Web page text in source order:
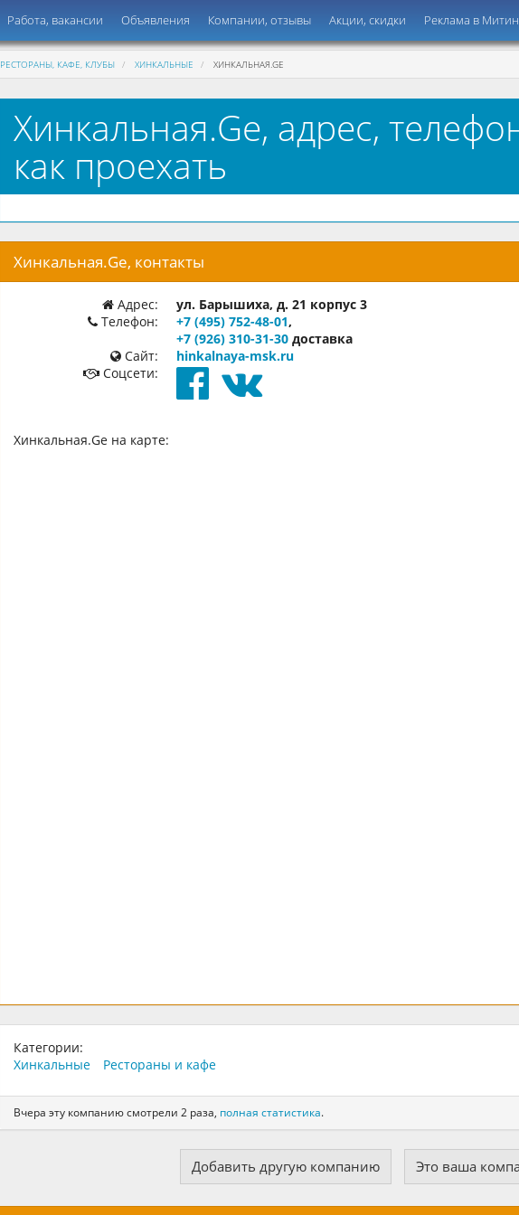
Работа, вакансии Объявления Компании, отзывы Акции, скидки Реклама в
РЕСТОРАНЫ, КАФЕ, КЛУБЫ ХИНКАЛЬНЫЕ ХИНКАЛЬНАЯ.GE
Хинкальная.Ge, адрес,
как проехать
Хинкальная.Ge, контакты
Адрес:
ул. Барышиха, д. 21 корпус 3
Телефон:
+7 (495) 752-48-01,
+7 (926) 310-31-30 доставка
Сайт:
hinkalnaya-msk.ru
Соцсети:
Хинкальная.Ge на карте:
Категории:
Хинкальные
Рестораны и кафе
Вчера эту компанию смотрели 2 раза, полная статистика.
Добавить другую компанию Это ваша